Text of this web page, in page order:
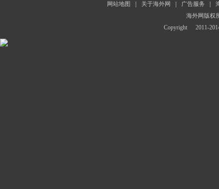
网站地图 关于海外网 广告服务
海外网版权
Copyright
2011-